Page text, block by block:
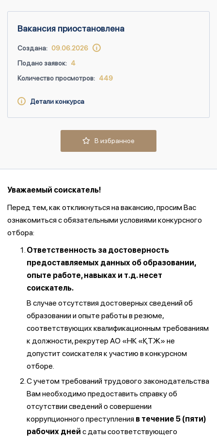
Вакансия приостановлена
Создана: 09.06.2026
Подано заявок: 4
Количество просмотров: 449
Детали конкурса
В избранное
Уважаемый соискатель!
Перед тем, как откликнуться на вакансию, просим Вас
ознакомиться с обязательными условиями конкурсного
отбора:
Ответственность за достоверность
предоставляемых данных об образовании,
опыте работе, навыках и т.д. несет
соискатель.
В случае отсутствия достоверных сведений об
образовании и опыте работы в резюме,
соответствующих квалификационным требованиям
к должности, рекрутер АО «НК «ҚТЖ» не
допустит соискателя к участию в конкурсном
отборе.
С учетом требований трудового законодательства
Вам необходимо предоставить справку об
отсутствии сведений о совершении
коррупционного преступления в течение 5 (пяти)
рабочих дней с даты соответствующего